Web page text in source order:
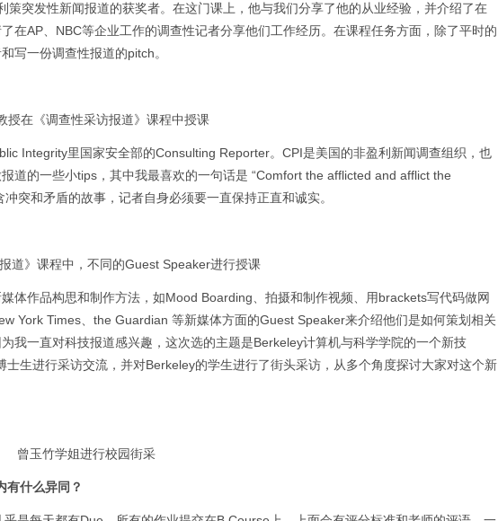
突发性新闻报道的获奖者。在这门课上，他与我们分享了他的从业经验，并介绍了在
在AP、NBC等企业工作的调查性记者分享他们工作经历。在课程任务方面，除了平时的
写一份调查性报道的pitch。
授在《调查性采访报道》课程中授课
Integrity里国家安全部的Consulting Reporter。CPI是美国的非盈利新闻调查组织，也
道的一些小tips，其中我最喜欢的一句话是 “Comfort the afflicted and afflict the
突和矛盾的故事，记者自身必须要一直保持正直和诚实。
道》课程中，不同的Guest Speaker进行授课
体作品构思和制作方法，如Mood Boarding、拍摄和制作视频、用brackets写代码做网
York Times、the Guardian 等新媒体方面的Guest Speaker来介绍他们是如何策划相关
我一直对科技报道感兴趣，这次选的主题是Berkeley计算机与科学学院的一个新技
士生进行采访交流，并对Berkeley的学生进行了街头采访，从多个角度探讨大家对这个新
曾玉竹学姐进行校园街采
有什么异同？